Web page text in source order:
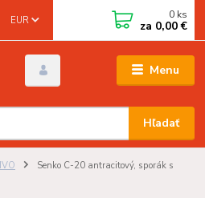
Menu
EUR
Hľadať
0 ks
za 0,00 €
Senko C-20 antracitový, sporák s